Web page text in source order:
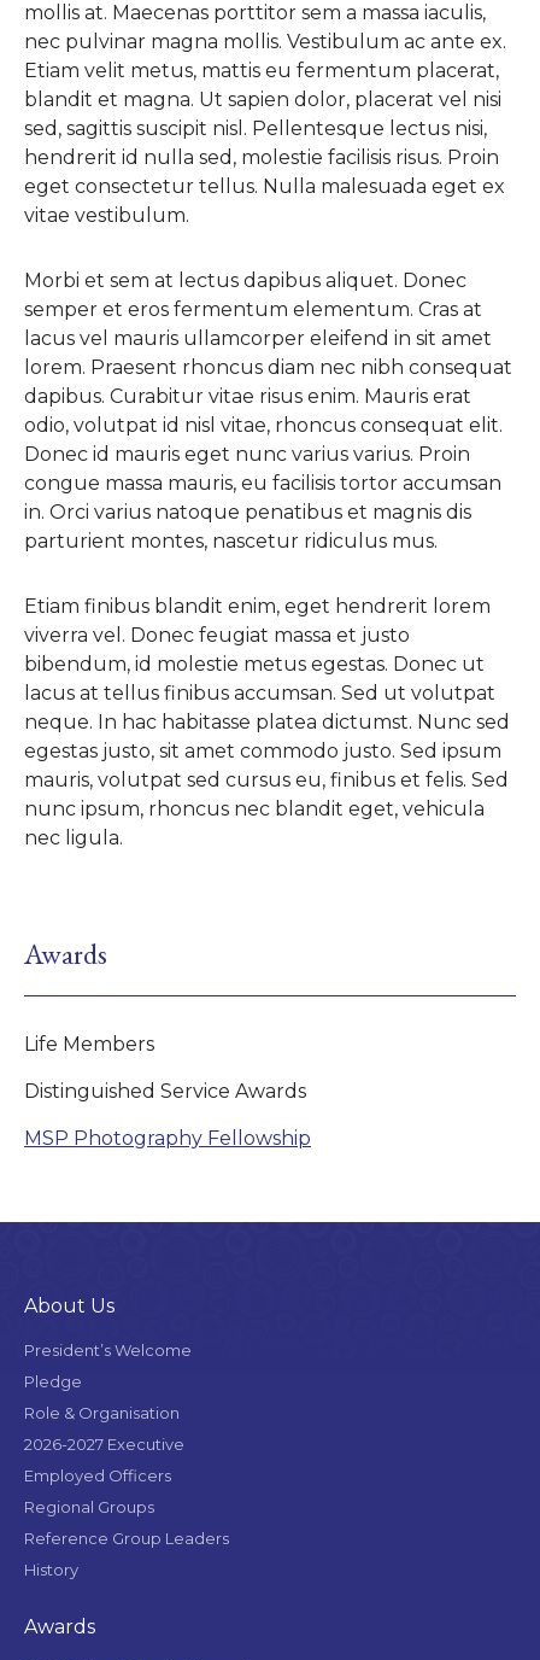
mollis at. Maecenas porttitor sem a massa iaculis,
nec pulvinar magna mollis. Vestibulum ac ante ex.
Etiam velit metus, mattis eu fermentum placerat,
blandit et magna. Ut sapien dolor, placerat vel nisi
sed, sagittis suscipit nisl. Pellentesque lectus nisi,
hendrerit id nulla sed, molestie facilisis risus. Proin
eget consectetur tellus. Nulla malesuada eget ex
vitae vestibulum.
Morbi et sem at lectus dapibus aliquet. Donec
semper et eros fermentum elementum. Cras at
lacus vel mauris ullamcorper eleifend in sit amet
lorem. Praesent rhoncus diam nec nibh consequat
dapibus. Curabitur vitae risus enim. Mauris erat
odio, volutpat id nisl vitae, rhoncus consequat elit.
Donec id mauris eget nunc varius varius. Proin
congue massa mauris, eu facilisis tortor accumsan
in. Orci varius natoque penatibus et magnis dis
parturient montes, nascetur ridiculus mus.
Etiam finibus blandit enim, eget hendrerit lorem
viverra vel. Donec feugiat massa et justo
bibendum, id molestie metus egestas. Donec ut
lacus at tellus finibus accumsan. Sed ut volutpat
neque. In hac habitasse platea dictumst. Nunc sed
egestas justo, sit amet commodo justo. Sed ipsum
mauris, volutpat sed cursus eu, finibus et felis. Sed
nunc ipsum, rhoncus nec blandit eget, vehicula
nec ligula.
Awards
Life Members
Distinguished Service Awards
MSP Photography Fellowship
About Us
President’s Welcome
Pledge
Role & Organisation
2026-2027 Executive
Employed Officers
Regional Groups
Reference Group Leaders
History
Awards